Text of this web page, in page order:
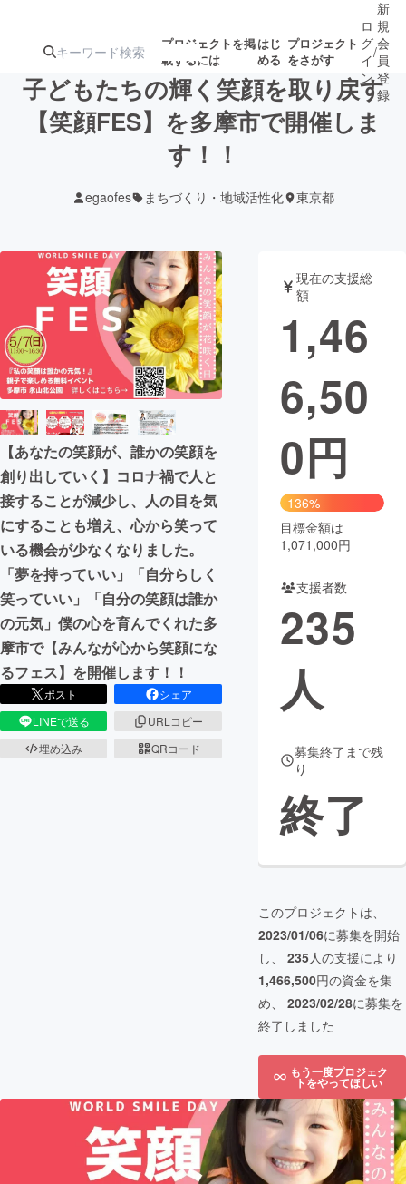
プロジェクトを掲
載するには
はじ
める
プロジェクト
をさがす
注目の新着プロ
ジェクト
募集終了が近いプ
テクノロジー・ガジェット
映像・映画 書籍・雑誌
ビジネス・起業 チャレンジ
まちづくり・地域活性化
CAMPFIRE for Social Good
CAMPFIRE Creation
CAMPFIREふるさと納税machi-ya コミュニティ
ロ
グ
イ
ン
/
新
規
会
員
登
録
子どもたちの輝く笑顔を取り戻す
【笑顔FES】を多摩市で開催しま
す！！
egaofes まちづくり・地域活性化 東京都
【あなたの笑顔が、誰かの笑顔を
創り出していく】コロナ禍で人と
接することが減少し、人の目を気
にすることも増え、心から笑って
いる機会が少なくなりました。
「夢を持っていい」「自分らしく
笑っていい」「自分の笑顔は誰か
の元気」僕の心を育んでくれた多
摩市で【みんなが心から笑顔にな
るフェス】を開催します！！
ポスト
シェア
LINEで送る
URLコピー
埋め込み
QRコード
現在の支援総
額
1,46
6,50
0円
136%
目標金額は
1,071,000円
支援者数
235
人
募集終了まで残
り
終了
このプロジェクトは、
2023/01/06に募集を開始
し、 235人の支援により
1,466,500円の資金を集
め、 2023/02/28に募集を
終了しました
もう一度プロジェク
トをやってほしい